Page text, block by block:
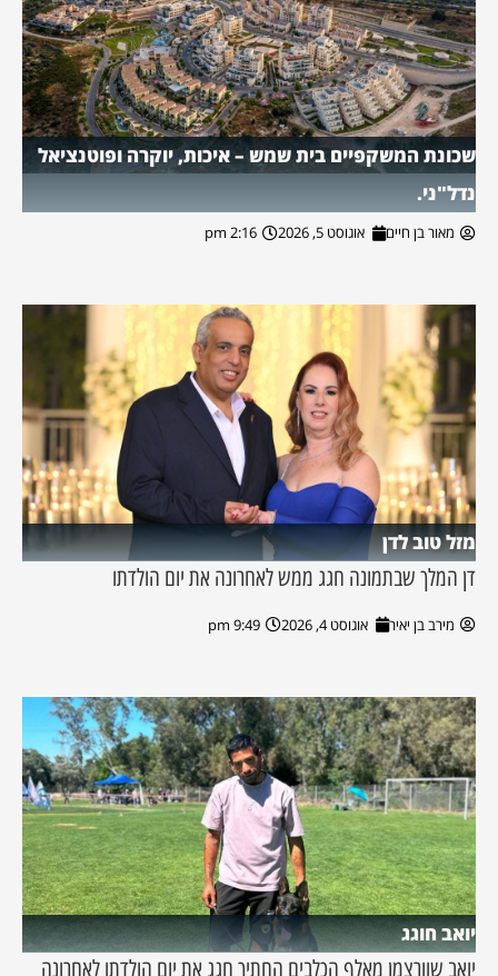
שכונת המשקפיים בית שמש – איכות, יוקרה ופוטנציאל
נדל"ני.
מאור בן חיים אוגוסט 5, 2026 2:16 pm
מזל טוב לדן
דן המלך שבתמונה חגג ממש לאחרונה את יום הולדתו
מירב בן יאיר אוגוסט 4, 2026 9:49 pm
יואב חוגג
יואב שוורצמן מאלף הכלבים החתיך חגג את יום הולדתו לאחרונה